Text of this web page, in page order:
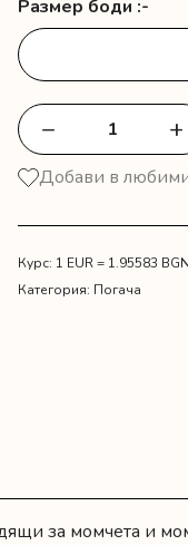
Размер боди :-
количество
за
Платно
погача
с
и
− +
Добави в
Курс: 1 EUR = 1.95583
Категория: Погача
за момчета и